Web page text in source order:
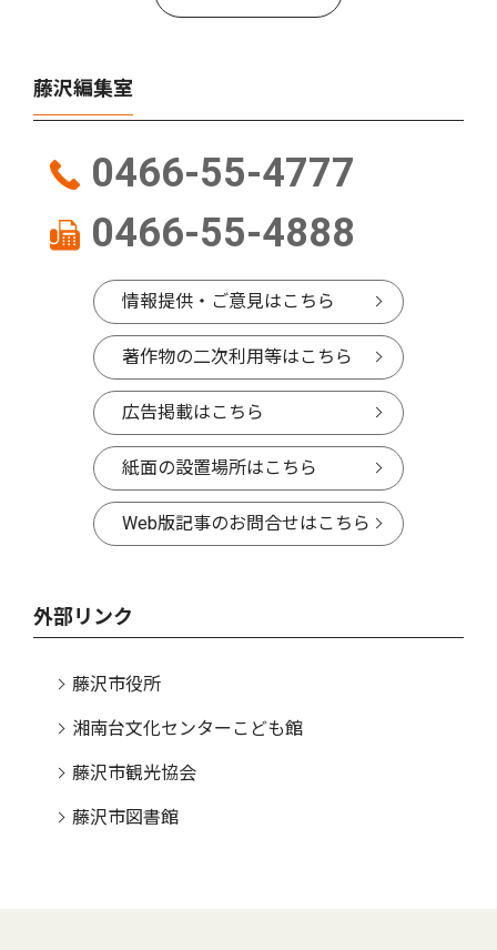
藤沢編集室
0466-55-4777
0466-55-4888
情報提供・ご意見はこちら
著作物の二次利用等はこちら
広告掲載はこちら
紙面の設置場所はこちら
Web版記事のお問合せはこちら
外部リンク
藤沢市役所
湘南台文化センターこども館
藤沢市観光協会
藤沢市図書館